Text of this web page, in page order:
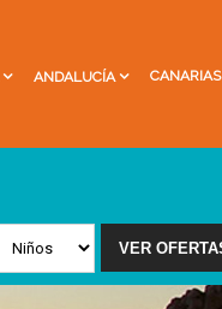
ANDALUCÍA CANARIAS